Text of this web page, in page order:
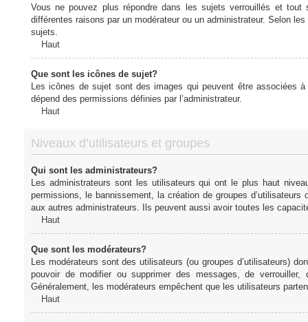
Vous ne pouvez plus répondre dans les sujets verrouillés et
différentes raisons par un modérateur ou un administrateur. Selon
sujets.
Haut
Que sont les icônes de sujet?
Les icônes de sujet sont des images qui peuvent être associées
dépend des permissions définies par l’administrateur.
Haut
Niveaux d’utilisateurs et groupes
Qui sont les administrateurs?
Les administrateurs sont les utilisateurs qui ont le plus haut
permissions, le bannissement, la création de groupes
aux autres administrateurs. Ils peuvent aussi avoir toutes les
Haut
Que sont les modérateurs?
Les modérateurs sont des utilisateurs (ou groupes d’utilisateurs)
pouvoir de modifier ou supprimer des messages, de
Généralement, les modérateurs empêchent que les utilisateurs
Haut